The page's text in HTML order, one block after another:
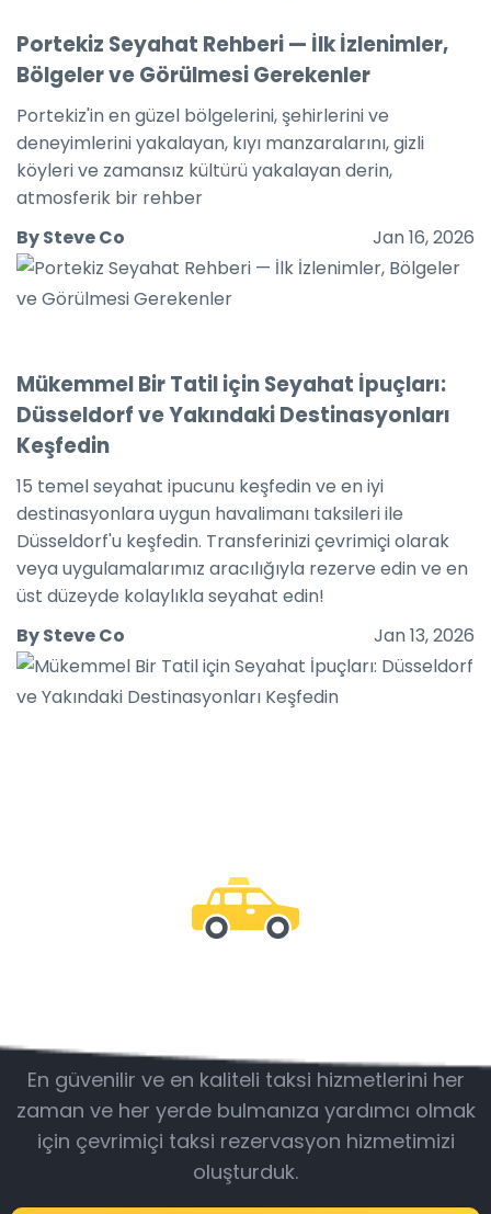
Portekiz Seyahat Rehberi — İlk İzlenimler,
Bölgeler ve Görülmesi Gerekenler
Portekiz'in en güzel bölgelerini, şehirlerini ve
deneyimlerini yakalayan, kıyı manzaralarını, gizli
köyleri ve zamansız kültürü yakalayan derin,
atmosferik bir rehber
By Steve Co
Jan 16, 2026
Mükemmel Bir Tatil için Seyahat İpuçları:
Düsseldorf ve Yakındaki Destinasyonları
Keşfedin
15 temel seyahat ipucunu keşfedin ve en iyi
destinasyonlara uygun havalimanı taksileri ile
Düsseldorf'u keşfedin. Transferinizi çevrimiçi olarak
veya uygulamalarımız aracılığıyla rezerve edin ve en
üst düzeyde kolaylıkla seyahat edin!
By Steve Co
Jan 13, 2026
En güvenilir ve en kaliteli taksi hizmetlerini her
zaman ve her yerde bulmanıza yardımcı olmak
için çevrimiçi taksi rezervasyon hizmetimizi
oluşturduk.